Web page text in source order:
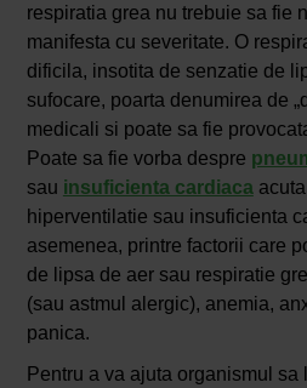
respiratia grea nu trebuie sa fie
manifesta cu severitate. O
dificila, insotita de senzatie de
sufocare, poarta denumirea de
medicali si poate sa fie
Poate sa fie vorba despre
sau insuficienta cardiaca
hiperventilatie sau insuficienta
asemenea, printre factorii care
de lipsa de aer sau respiratie
(sau astmul alergic), anemia,
panica.
Pentru a va ajuta organismul sa